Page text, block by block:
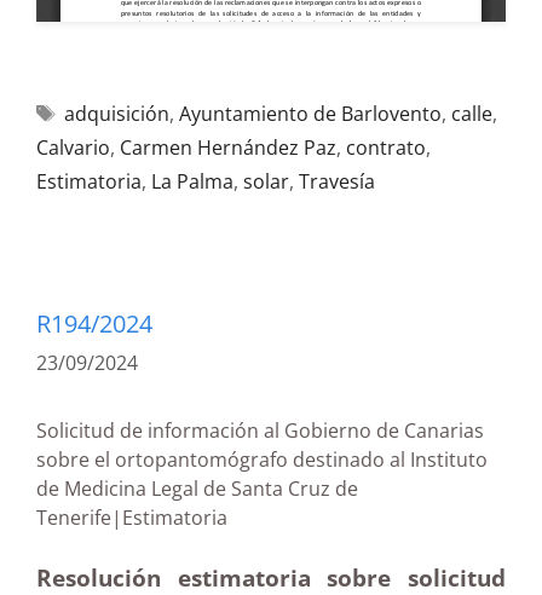
adquisición, Ayuntamiento de Barlovento, calle,
Calvario, Carmen Hernández Paz, contrato,
Estimatoria, La Palma, solar, Travesía
R194/2024
23/09/2024
Solicitud de información al Gobierno de Canarias
sobre el ortopantomógrafo destinado al Instituto
de Medicina Legal de Santa Cruz de
Tenerife|Estimatoria
Resolución estimatoria sobre solicitud